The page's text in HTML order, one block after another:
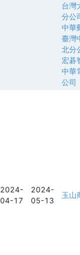
台灣
分公
中華
臺灣
北分
宏碁
中華
公司
2024-
04-17
2024-
05-13
玉山